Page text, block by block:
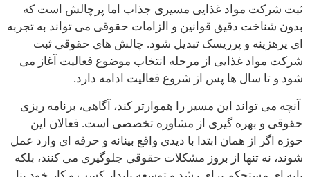
ثبت شرکت مواد غذایی مسیری جذاب اما پرچالش است که
بدون شناخت دقیق قوانین و الزامات حقوقی می تواند به تجربه
ای پرهزینه و پرریسک تبدیل شود. چالش های حقوقی ثبت
شرکت مواد غذایی از مرحله انتخاب موضوع فعالیت آغاز می
شود و تا سال ها پس از شروع فعالیت ادامه دارد.
آنچه می تواند این مسیر را هموارتر کند، آگاهی، برنامه ریزی
حقوقی و بهره گیری از مشاوره تخصصی است. فعالان این
حوزه اگر از همان ابتدا با دیدی واقع بینانه و حرفه ای وارد عمل
شوند، نه تنها از بروز مشکلات حقوقی جلوگیری می کنند، بلکه